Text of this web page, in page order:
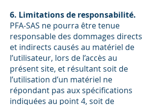
6. Limitations de responsabilité.
PFA-SAS ne pourra être tenue
responsable des dommages directs
et indirects causés au matériel de
l’utilisateur, lors de l’accès au
présent site, et résultant soit de
l’utilisation d’un matériel ne
répondant pas aux spécifications
indiquées au point 4, soit de